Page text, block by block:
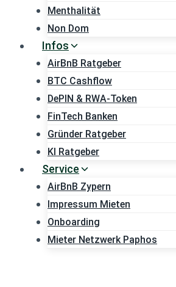
Menthalität
Non Dom
Infos
AirBnB Ratgeber
BTC Cashflow
DePIN & RWA-Token
FinTech Banken
Gründer Ratgeber
KI Ratgeber
Service
AirBnB Zypern
Impressum Mieten
Onboarding
Mieter Netzwerk Paphos